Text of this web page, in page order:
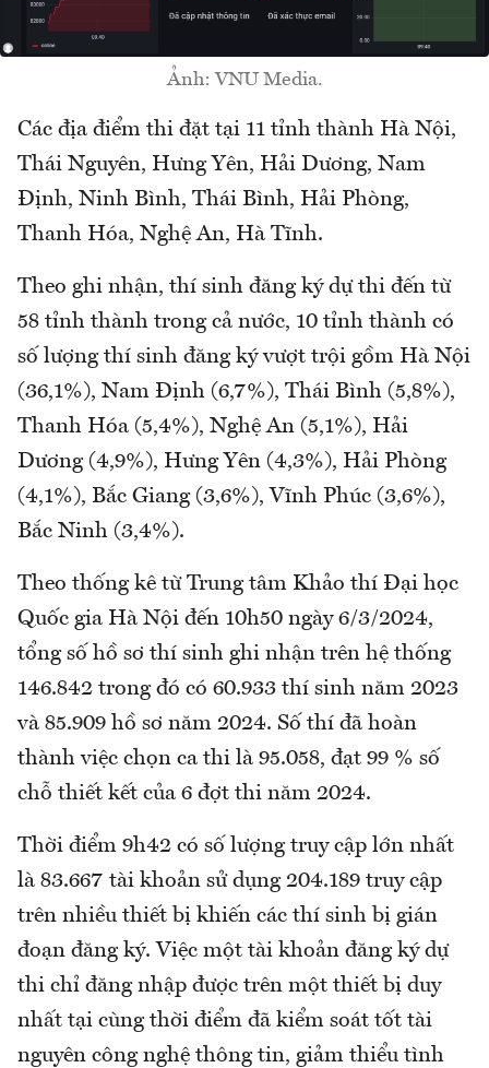
Ảnh: VNU Media.
Các địa điểm thi đặt tại 11 tỉnh thành Hà Nội,
Thái Nguyên, Hưng Yên, Hải Dương, Nam
Định, Ninh Bình, Thái Bình, Hải Phòng,
Thanh Hóa, Nghệ An, Hà Tĩnh.
Theo ghi nhận, thí sinh đăng ký dự thi đến từ
58 tỉnh thành trong cả nước, 10 tỉnh thành có
số lượng thí sinh đăng ký vượt trội gồm Hà Nội
(36,1%), Nam Định (6,7%), Thái Bình (5,8%),
Thanh Hóa (5,4%), Nghệ An (5,1%), Hải
Dương (4,9%), Hưng Yên (4,3%), Hải Phòng
(4,1%), Bắc Giang (3,6%), Vĩnh Phúc (3,6%),
Bắc Ninh (3,4%).
Theo thống kê từ Trung tâm Khảo thí Đại học
Quốc gia Hà Nội đến 10h50 ngày 6/3/2024,
tổng số hồ sơ thí sinh ghi nhận trên hệ thống
146.842 trong đó có 60.933 thí sinh năm 2023
và 85.909 hồ sơ năm 2024. Số thí đã hoàn
thành việc chọn ca thi là 95.058, đạt 99 % số
chỗ thiết kết của 6 đợt thi năm 2024.
Thời điểm 9h42 có số lượng truy cập lớn nhất
là 83.667 tài khoản sử dụng 204.189 truy cập
trên nhiều thiết bị khiến các thí sinh bị gián
đoạn đăng ký. Việc một tài khoản đăng ký dự
thi chỉ đăng nhập được trên một thiết bị duy
nhất tại cùng thời điểm đã kiểm soát tốt tài
nguyên công nghệ thông tin, giảm thiểu tình